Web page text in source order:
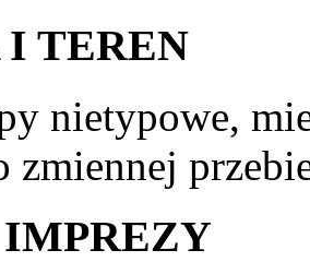
I TEREN
zmiennej